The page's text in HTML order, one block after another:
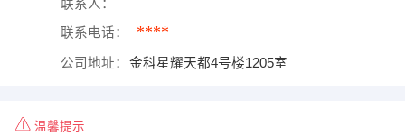
联系人：
联系电话： ****
公司地址： 金科星耀天都4号楼1205室
温馨提示